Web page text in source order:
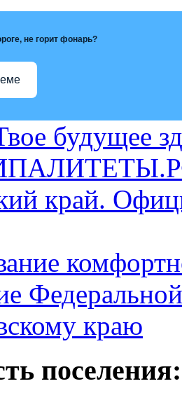
не горит фонарь?
поселения: